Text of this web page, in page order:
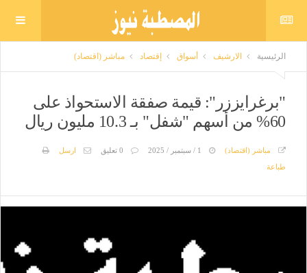
الرئيسية الارشيف أسواق إقتصاد مباشر (اقتصاد)
"برغرايززر": قيمة صفقة الاستحواذ على
60% من أسهم "شفل" بـ 10.3 مليون ريال
مباشر (اقتصاد) 0 تعليق
ارسل
طباعة